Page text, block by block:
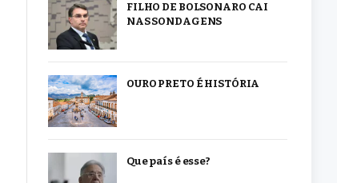
FILHO DE BOLSONARO CAI
NAS SONDAGENS
OURO PRETO É HISTÓRIA
Que país é esse?